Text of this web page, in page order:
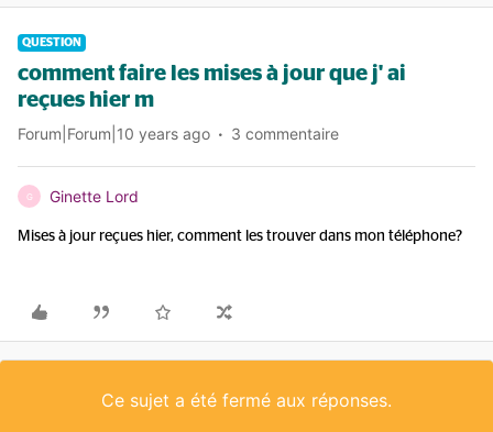
QUESTION
comment faire les mises à jour que j' ai
reçues hier m
Forum|Forum|10 years ago 3 commentaire
G Ginette Lord
Mises à jour reçues hier, comment les trouver dans mon téléphone?
Ce sujet a été fermé aux réponses.